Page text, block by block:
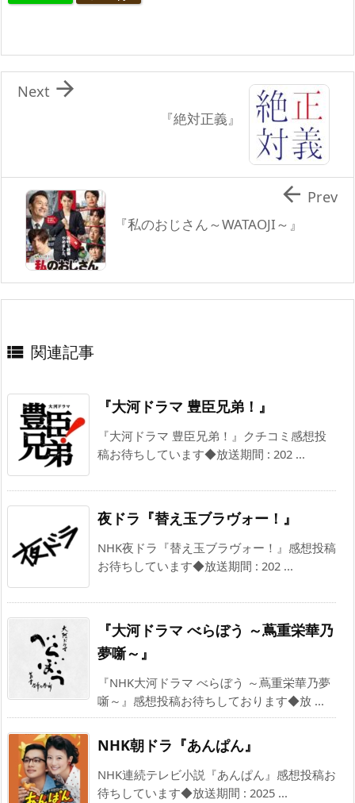
『絶対正義』

Next
『私のおじさん～WATAOJI～』
 Prev
 関連記事
『大河ドラマ 豊臣兄弟！』
『大河ドラマ 豊臣兄弟！』クチコミ感想投
稿お待ちしています◆放送期間 : 202 ...
夜ドラ『替え玉ブラヴォー！』
NHK夜ドラ『替え玉ブラヴォー！』感想投稿
お待ちしています◆放送期間 : 202 ...
『大河ドラマ べらぼう ～蔦重栄華乃
夢噺～』
『NHK大河ドラマ べらぼう ～蔦重栄華乃夢
噺～』感想投稿お待ちしております◆放 ...
NHK朝ドラ『あんぱん』
NHK連続テレビ小説『あんぱん』感想投稿お
待ちしています◆放送期間 : 2025 ...